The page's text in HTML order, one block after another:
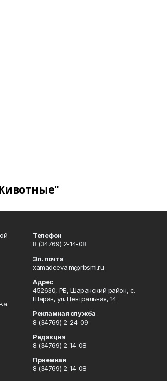
Телефон
8 (34769) 2-14-08
Эл. почта
xamadeeva.m@rbsmi.ru
Адрес
452630, РБ, Шаранский район, с.
Шаран, ул. Центральная, 14
Рекламная служба
8 (34769) 2-24-09
Редакция
8 (34769) 2-14-08
Приемная
8 (34769) 2-14-08